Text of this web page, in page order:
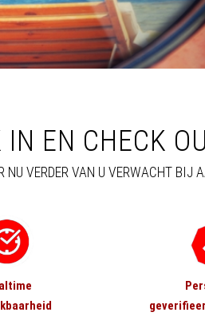
IN EN CHECK
NU VERDER VAN U VERWACHT BIJ